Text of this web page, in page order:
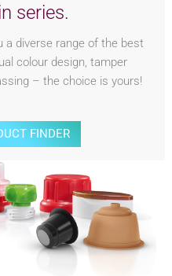
series.
a diverse range of the best
colour design, tamper
– the choice is yours!
FINDER